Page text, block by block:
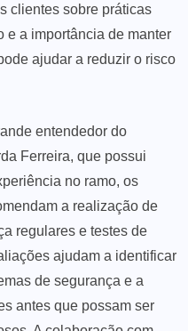
clientes sobre práticas
e a importância de manter
ajudar a reduzir o risco
entendedor do
Ferreira, que possui
no ramo, os
a realização de
regulares e testes de
ajudam a identificar
de segurança e a
antes que possam ser